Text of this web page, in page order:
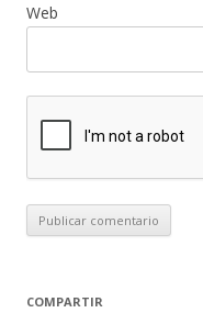
Web
COMPARTIR